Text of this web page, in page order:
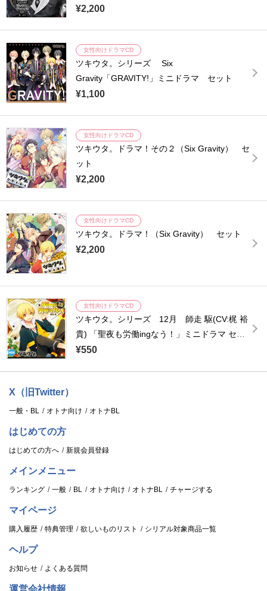
¥2,200
女性向けドラマCD
ツキウタ。シリーズ Six
Gravity「GRAVITY!」ミニドラマ セット
¥1,100
女性向けドラマCD
ツキウタ。ドラマ！その２（Six Gravity） セ
ット
¥2,200
女性向けドラマCD
ツキウタ。ドラマ！（Six Gravity） セット
¥2,200
女性向けドラマCD
ツキウタ。シリーズ 12月 師走 駆(CV:梶 裕
貴) 「聖夜も労働ingなう！」ミニドラマ セッ
ト
¥550
X（旧Twitter）
一般・BL オトナ向け オトナBL
はじめての方
はじめての方へ 新規会員登録
メインメニュー
ランキング 一般 BL オトナ向け オトナBL チャージする
マイページ
購入履歴 特典管理 欲しいものリスト シリアル対象商品一覧
ヘルプ
お知らせ よくある質問
運営会社情報